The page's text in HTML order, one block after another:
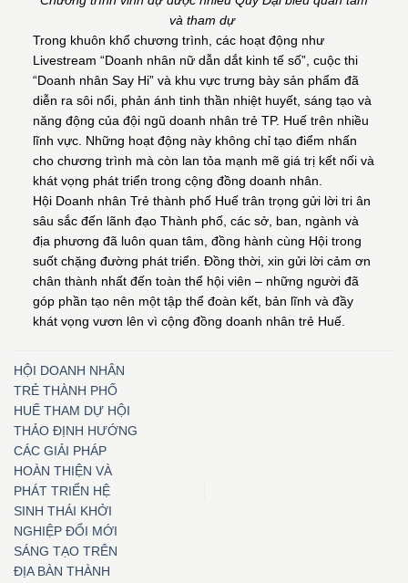
và tham dự
Trong khuôn khổ chương trình, các hoạt động như
Livestream “Doanh nhân nữ dẫn dắt kinh tế số”, cuộc thi
“Doanh nhân Say Hi” và khu vực trưng bày sản phẩm đã
diễn ra sôi nổi, phản ánh tinh thần nhiệt huyết, sáng tạo và
năng động của đội ngũ doanh nhân trẻ TP. Huế trên nhiều
lĩnh vực. Những hoạt động này không chỉ tạo điểm nhấn
cho chương trình mà còn lan tỏa mạnh mẽ giá trị kết nối và
khát vọng phát triển trong cộng đồng doanh nhân.
Hội Doanh nhân Trẻ thành phố Huế trân trọng gửi lời tri ân
sâu sắc đến lãnh đạo Thành phố, các sở, ban, ngành và
địa phương đã luôn quan tâm, đồng hành cùng Hội trong
suốt chặng đường phát triển. Đồng thời, xin gửi lời cảm ơn
chân thành nhất đến toàn thể hội viên – những người đã
góp phần tạo nên một tập thể đoàn kết, bản lĩnh và đầy
khát vọng vươn lên vì cộng đồng doanh nhân trẻ Huế.
HỘI DOANH NHÂN
TRẺ THÀNH PHỐ
HUẾ THAM DỰ HỘI
THẢO ĐỊNH HƯỚNG
CÁC GIẢI PHÁP
HOÀN THIỆN VÀ
PHÁT TRIỂN HỆ
SINH THÁI KHỞI
NGHIỆP ĐỔI MỚI
SÁNG TẠO TRÊN
ĐỊA BÀN THÀNH